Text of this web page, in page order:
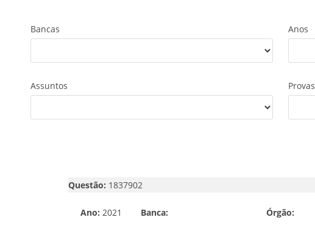
Bancas Anos
Assuntos Provas
Questão: 1837902
Ano: 2021 Banca: Órgão: